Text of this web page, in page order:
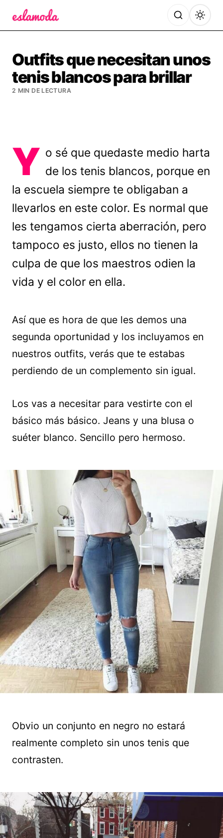
Outfits que necesitan unos
tenis blancos para brillar
2 MIN DE LECTURA
Y o sé que quedaste medio harta
de los tenis blancos, porque en
la escuela siempre te obligaban a
llevarlos en este color. Es normal que
les tengamos cierta aberración, pero
tampoco es justo, ellos no tienen la
culpa de que los maestros odien la
vida y el color en ella.
Así que es hora de que les demos una
segunda oportunidad y los incluyamos en
nuestros outfits, verás que te estabas
perdiendo de un complemento sin igual.
Los vas a necesitar para vestirte con el
básico más básico. Jeans y una blusa o
suéter blanco. Sencillo pero hermoso.
Obvio un conjunto en negro no estará
realmente completo sin unos tenis que
contrasten.